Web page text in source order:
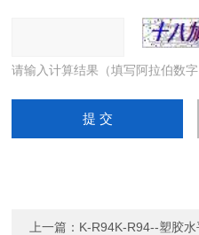
请输入计算结果（填写阿拉伯数
上一篇： K-R94K-R94--塑胶